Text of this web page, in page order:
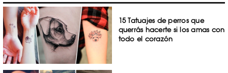
15 Tatuajes de perros que
querrás hacerte si los amas con
todo el corazón